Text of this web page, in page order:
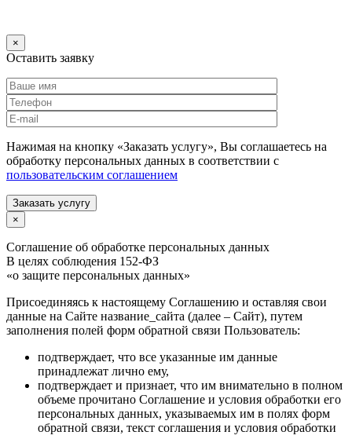
×
Оставить заявку
Нажимая на кнопку «Заказать услугу», Вы соглашаетесь на
обработку персональных данных в соответствии с
пользовательским соглашением
Заказать услугу
×
Соглашение об обработке персональных данных
В целях соблюдения 152-ФЗ
«о защите персональных данных»
Присоединяясь к настоящему Соглашению и оставляя свои
данные на Сайте название_сайта (далее – Сайт), путем
заполнения полей форм обратной связи Пользователь:
подтверждает, что все указанные им данные
принадлежат лично ему,
подтверждает и признает, что им внимательно в полном
объеме прочитано Соглашение и условия обработки его
персональных данных, указываемых им в полях форм
обратной связи, текст соглашения и условия обработки